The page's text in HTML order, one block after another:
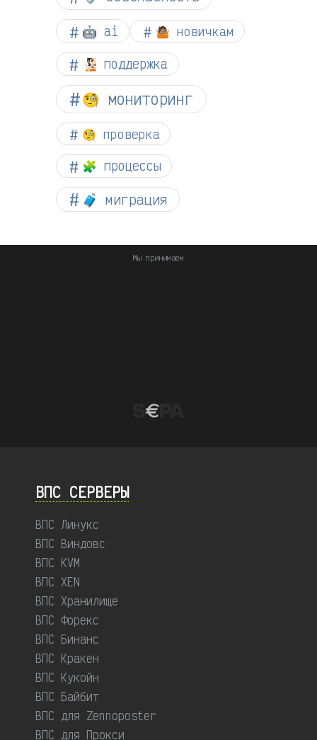
🤖 ai 🤷🏽 новичкам
🧏🏻 поддержка
🧐 мониторинг
🧐 проверка
🧩 процессы
🧳 миграция
Мы принимаем
ВПС СЕРВЕРЫ
ВПС Линукс
ВПС Виндовс
ВПС KVM
ВПС XEN
ВПС Хранилище
ВПС Форекс
ВПС Бинанс
ВПС Кракен
ВПС Кукойн
ВПС Байбит
ВПС для Zennoposter
ВПС для Прокси